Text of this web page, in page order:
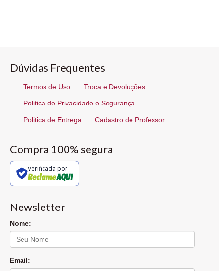
Dúvidas Frequentes
Termos de Uso Troca e Devoluções
Politica de Privacidade e Segurança
Politica de Entrega Cadastro de Professor
Compra 100% segura
Verificada por
Newsletter
Nome:
Email: